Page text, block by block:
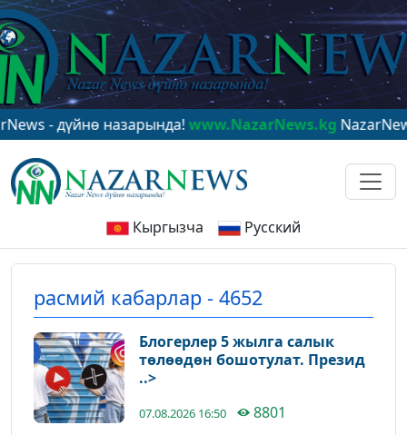
назарында!www.NazarNews.kgNazarNews - в
Кыргызча Русский
расмий кабарлар - 4652
Блогерлер 5 жылга салык
төлөөдөн бошотулат. Презид
..>
07.08.2026 16:50
8801